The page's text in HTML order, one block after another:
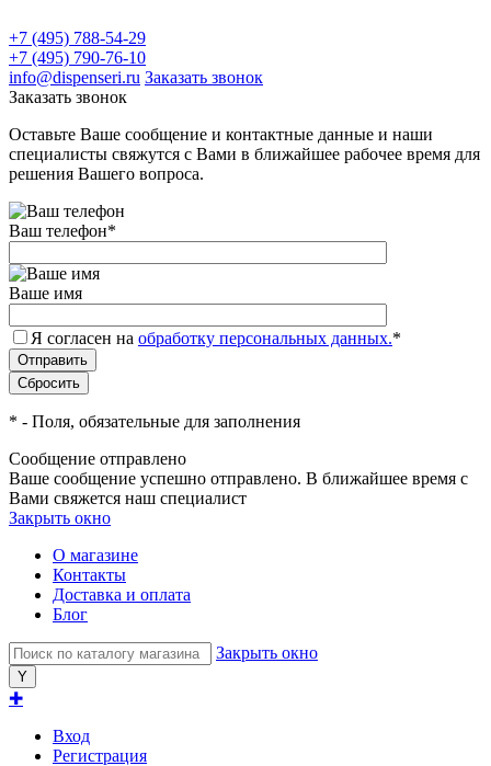
+7 (495) 788-54-29
+7 (495) 790-76-10
info@dispenseri.ru Заказать звонок
Заказать звонок
Оставьте Ваше сообщение и контактные данные и наши
специалисты свяжутся с Вами в ближайшее рабочее время для
решения Вашего вопроса.
Ваш телефон*
Ваше имя
Я согласен на обработку персональных данных.*
* - Поля, обязательные для заполнения
Сообщение отправлено
Ваше сообщение успешно отправлено. В ближайшее время с
Вами свяжется наш специалист
Закрыть окно
О магазине
Контакты
Доставка и оплата
Блог
Закрыть окно
✚
Вход
Регистрация